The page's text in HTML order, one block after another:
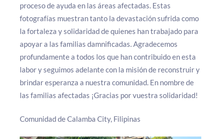
proceso de ayuda en las áreas afectadas. Estas
fotografías muestran tanto la devastación sufrida como
la fortaleza y solidaridad de quienes han trabajado para
apoyar a las familias damnificadas. Agradecemos
profundamente a todos los que han contribuido en esta
labor y seguimos adelante con la misión de reconstruir y
brindar esperanza a nuestra comunidad. En nombre de
las familias afectadas ¡Gracias por vuestra solidaridad!
Comunidad de Calamba City, Filipinas